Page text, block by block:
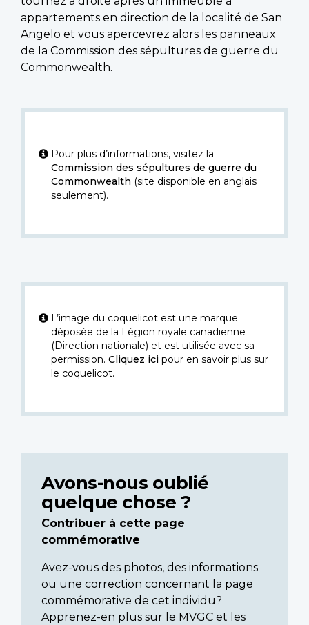
appartements en direction de la localité de San
Angelo et vous apercevrez alors les panneaux
de la Commission des sépultures de guerre du
Commonwealth.
Pour plus d’informations, visitez la
Commission des sépultures de guerre du
Commonwealth (site disponible en anglais
seulement).
L’image du coquelicot est une marque
déposée de la Légion royale canadienne
(Direction nationale) et est utilisée avec sa
permission. Cliquez icipour en savoir plus sur
le coquelicot.
Avons-nous oublié
quelque chose ?
Contribuer à cette page
commémorative
Avez-vous des photos, des informations
ou une correction concernant la page
commémorative de cet individu?
Apprenez-en plus sur le MVGC et les